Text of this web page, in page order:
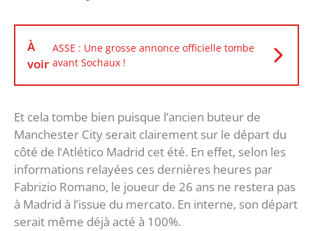
À
voir
ASSE : Une grosse annonce officielle tombe
avant Sochaux !
Et cela tombe bien puisque l’ancien buteur de
Manchester City serait clairement sur le départ du
côté de l’Atlético Madrid cet été. En effet, selon les
informations relayées ces dernières heures par
Fabrizio Romano, le joueur de 26 ans ne restera pas
à Madrid à l’issue du mercato. En interne, son départ
serait même déjà acté à 100%.